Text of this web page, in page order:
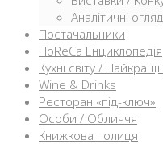
Аналітичні
Постачальники
HoReCa Енциклопедія
Кухні світу /
Wine & Drinks
Ресторан «під-ключ»
Особи / Обличчя
Книжкова полиця